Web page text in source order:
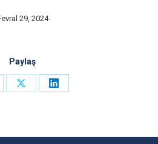
29, 2024
Paylaş
Share
Share